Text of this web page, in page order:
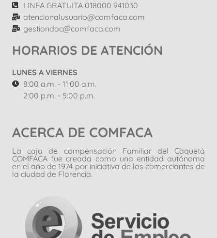
LINEA GRATUITA 018000 941030
atencionalusuario@comfaca.com
gestiondoc@comfaca.com
HORARIOS DE ATENCIÓN
LUNES A VIERNES
8:00 a.m. - 11:00 a.m.
2:00 p.m. - 5:00 p.m.
ACERCA DE COMFACA
La caja de compensación Familiar del Caquetá
COMFACA fue creada como una entidad autónoma
en el año de 1974 por iniciativa de los comerciantes de
la ciudad de Florencia.